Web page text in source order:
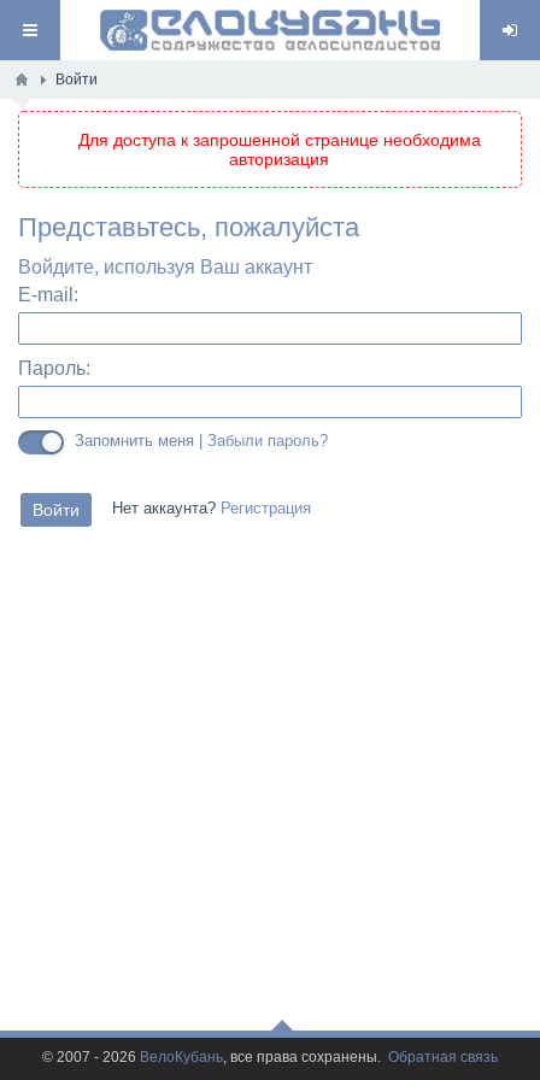
Войти
Для доступа к запрошенной странице необходима
авторизация
Представьтесь, пожалуйста
Войдите, используя Ваш аккаунт
E-mail:
Пароль:
Запомнить меня | Забыли пароль?
Нет аккаунта? Регистрация
© 2007 - 2026 ВелоКубань, все права сохранены. Обратная связь